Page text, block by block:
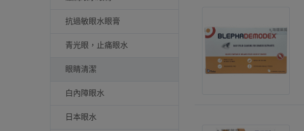
抗過敏眼水眼膏
青光眼，止痛眼水
眼睛清潔
白內障眼水
日本眼水